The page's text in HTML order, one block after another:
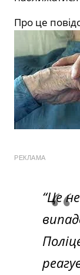
Про це
РЕКЛАМА
“Це